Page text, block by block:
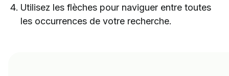
Utilisez les flèches pour naviguer entre toutes
les occurrences de votre recherche.